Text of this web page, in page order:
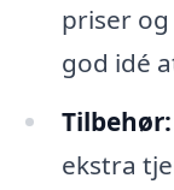
priser og
god idé
Tilbehør:
ekstra